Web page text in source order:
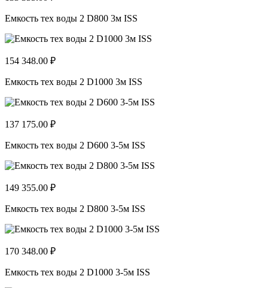
Емкость тех воды 2 D800 3м ISS
154 348.00 ₽
Емкость тех воды 2 D1000 3м ISS
137 175.00 ₽
Емкость тех воды 2 D600 3-5м ISS
149 355.00 ₽
Емкость тех воды 2 D800 3-5м ISS
170 348.00 ₽
Емкость тех воды 2 D1000 3-5м ISS